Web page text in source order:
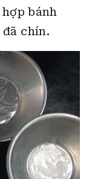
bánh
chín.